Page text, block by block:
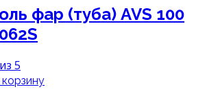
фар (туба) AVS 100
из 5